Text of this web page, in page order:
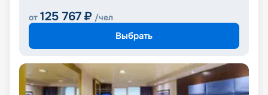
от 125 767 ₽ /чел
Выбрать